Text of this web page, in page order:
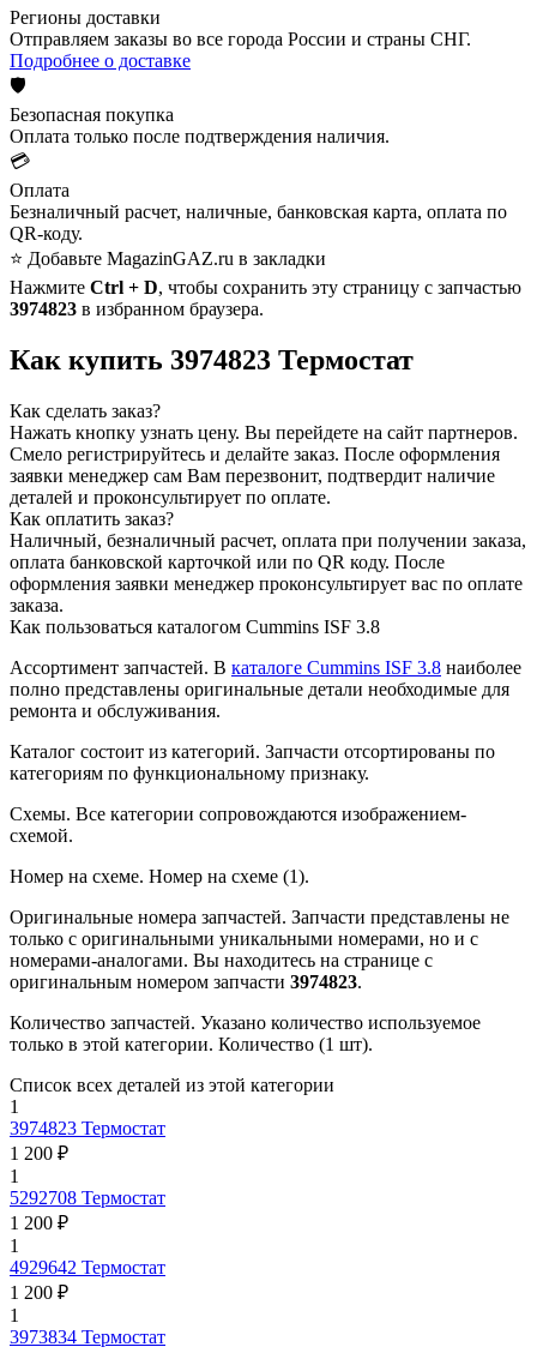
Регионы доставки
Отправляем заказы во все города России и страны СНГ.
Подробнее о доставке
🛡️
Безопасная покупка
Оплата только после подтверждения наличия.
💳
Оплата
Безналичный расчет, наличные, банковская карта, оплата по
QR-коду.
⭐ Добавьте MagazinGAZ.ru в закладки
Нажмите Ctrl + D, чтобы сохранить эту страницу с запчастью
3974823 в избранном браузера.
Как купить 3974823 Термостат
Как сделать заказ?
Нажать кнопку узнать цену. Вы перейдете на сайт партнеров.
Смело регистрируйтесь и делайте заказ. После оформления
заявки менеджер сам Вам перезвонит, подтвердит наличие
деталей и проконсультирует по оплате.
Как оплатить заказ?
Наличный, безналичный расчет, оплата при получении заказа,
оплата банковской карточкой или по QR коду. После
оформления заявки менеджер проконсультирует вас по оплате
заказа.
Как пользоваться каталогом Cummins ISF 3.8
Ассортимент запчастей. В каталоге Cummins ISF 3.8 наиболее
полно представлены оригинальные детали необходимые для
ремонта и обслуживания.
Каталог состоит из категорий. Запчасти отсортированы по
категориям по функциональному признаку.
Схемы. Все категории сопровождаются изображением-
схемой.
Номер на схеме. Номер на схеме (1).
Оригинальные номера запчастей. Запчасти представлены не
только с оригинальными уникальными номерами, но и с
номерами-аналогами. Вы находитесь на странице с
оригинальным номером запчасти 3974823.
Количество запчастей. Указано количество используемое
только в этой категории. Количество (1 шт).
Список всех деталей из этой категории
1
3974823 Термостат
1 200 ₽
1
5292708 Термостат
1 200 ₽
1
4929642 Термостат
1 200 ₽
1
3973834 Термостат